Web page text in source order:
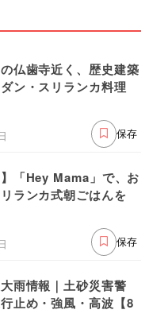
仏歯寺近く、歴史建築
ン・スリランカ料理
保存
】「Hey Mama」で、お
ランカ式朝ごはんを
保存
雨情報｜土砂災害警
止め・強風・高波【8